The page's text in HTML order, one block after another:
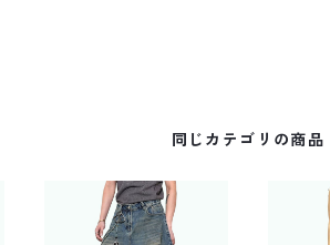
同じカテゴリの商品